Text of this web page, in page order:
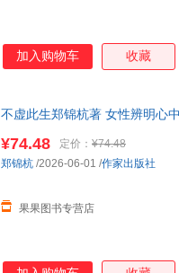
加入购物车 收藏
不虚此生郑锦杭著 女性辨明心
¥74.48 定价： ¥74.48
果果图书专营店
郑锦杭 /2026-06-01 /作家出版社